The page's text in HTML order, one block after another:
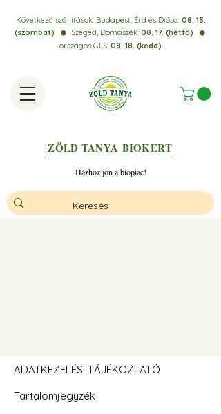
ZÖLD TANYA BIOKERT
Házhoz jön a biopiac!
Következő szállítások: Budapest, Érd és Diósd:08. 15.
(szombat)
⚫️ Szeged, Domaszék: 08. 17. (hétfő) ⚫️
országos GLS: 08. 18. (kedd)
ADATKEZELÉSI TÁJÉKOZTATÓ
Tartalomjegyzék